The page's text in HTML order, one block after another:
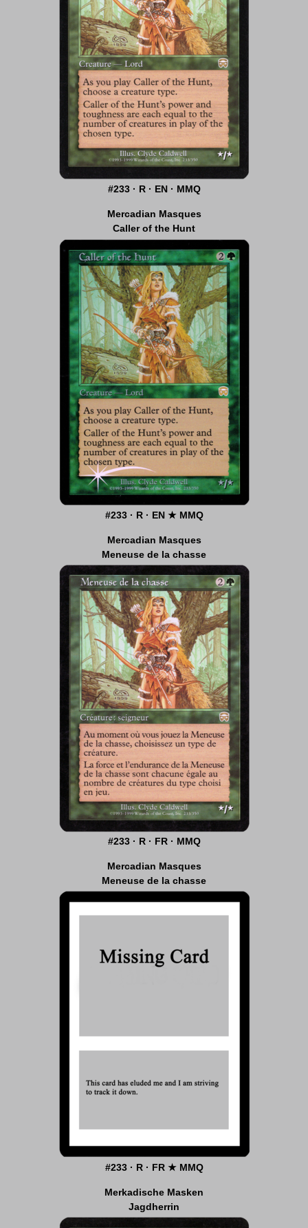
#233 · R · EN · MMQ
Mercadian Masques
Caller of the Hunt
#233 · R · EN ★ MMQ
Mercadian Masques
Meneuse de la chasse
#233 · R · FR · MMQ
Mercadian Masques
Meneuse de la chasse
#233 · R · FR ★ MMQ
Merkadische Masken
Jagdherrin